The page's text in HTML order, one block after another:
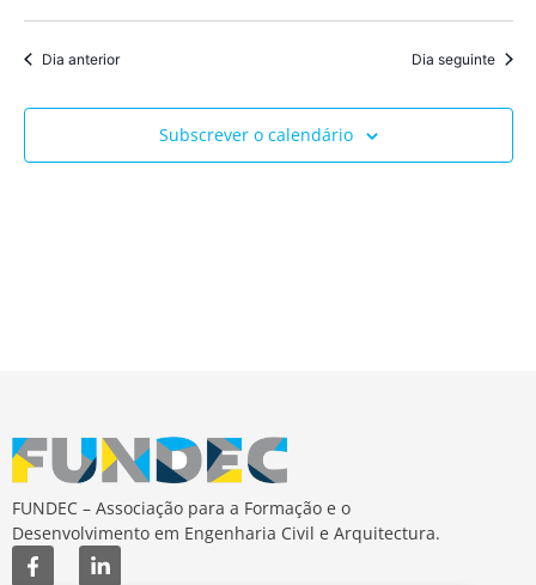
Dia anterior Dia seguinte
Subscrever o calendário
FUNDEC – Associação para a Formação e o
Desenvolvimento em Engenharia Civil e Arquitectura.